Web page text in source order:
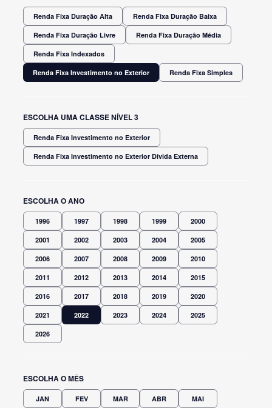
Renda Fixa Duração Alta Renda Fixa Duração Baixa
Renda Fixa Duração Livre Renda Fixa Duração Média
Renda Fixa Indexados
Renda Fixa Investimento no Exterior Renda Fixa Simples
ESCOLHA UMA CLASSE NÍVEL 3
Renda Fixa Investimento no Exterior
Renda Fixa Investimento no Exterior Dívida Externa
ESCOLHA O ANO
1996 1997 1998 1999 2000
2001 2002 2003 2004 2005
2006 2007 2008 2009 2010
2011 2012 2013 2014 2015
2016 2017 2018 2019 2020
2021 2022 2023 2024 2025
2026
ESCOLHA O MÊS
JAN FEV MAR ABR MAI